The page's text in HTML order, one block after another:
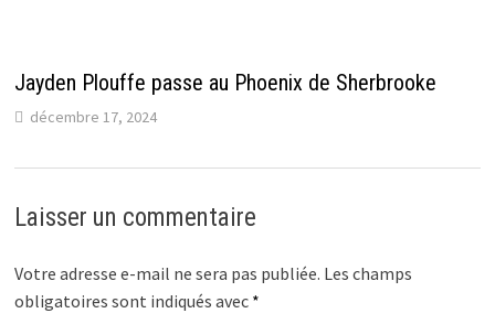
Jayden Plouffe passe au Phoenix de Sherbrooke
décembre 17, 2024
Laisser un commentaire
Votre adresse e-mail ne sera pas publiée. Les champs
obligatoires sont indiqués avec *